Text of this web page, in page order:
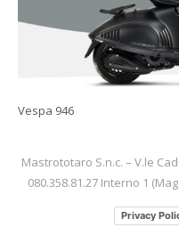
Vespa 946
Mastrototaro S.n.c. – V.le
080.358.81.27 Interno 1
Privacy